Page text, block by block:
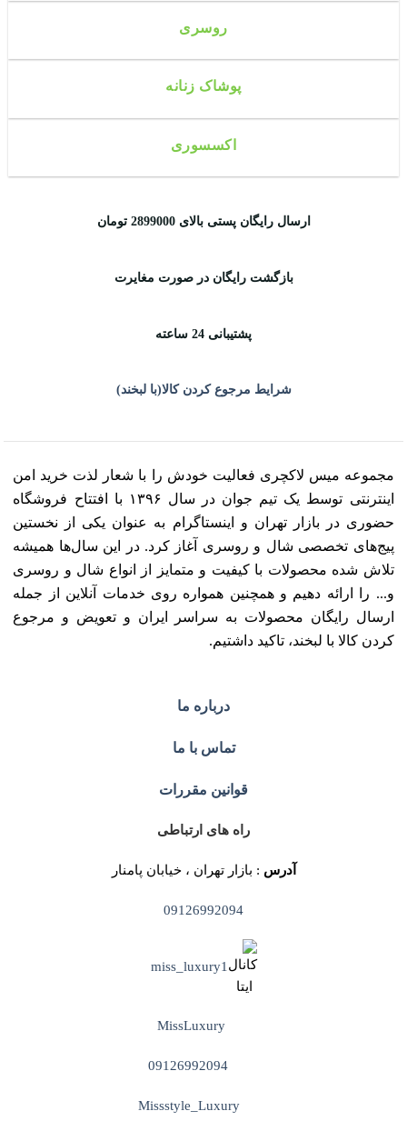
روسری
پوشاک زنانه
اکسسوری
ارسال رایگان پستی بالای 2899000 تومان
بازگشت رایگان در صورت مغایرت
پشتیبانی 24 ساعته
شرایط مرجوع کردن کالا(با لبخند)
مجموعه میس لاکچری فعالیت خودش را با شعار لذت خرید امن
اینترنتی توسط یک تیم جوان در سال ۱۳۹۶ با افتتاح فروشگاه
حضوری در بازار تهران و اینستاگرام به عنوان یکی از نخستین
پیج‌های تخصصی شال و روسری آغاز کرد. در این سال‌ها همیشه
تلاش شده محصولات با کیفیت و متمایز از انواع شال و روسری
و... را ارائه دهیم و همچنین همواره روی خدمات آنلاین از جمله
ارسال رایگان محصولات به سراسر ایران و تعویض و مرجوع
کردن کالا با لبخند، تاکید داشتیم.
درباره ما
تماس با ما
قوانین مقررات
راه های ارتباطی
آدرس : بازار تهران ، خیابان پامنار
09126992094
miss_luxury1
MissLuxury
09126992094
Missstyle_Luxury